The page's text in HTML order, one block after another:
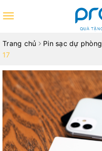
Toggle
Trang chủ Pin sạc dự phòng
17